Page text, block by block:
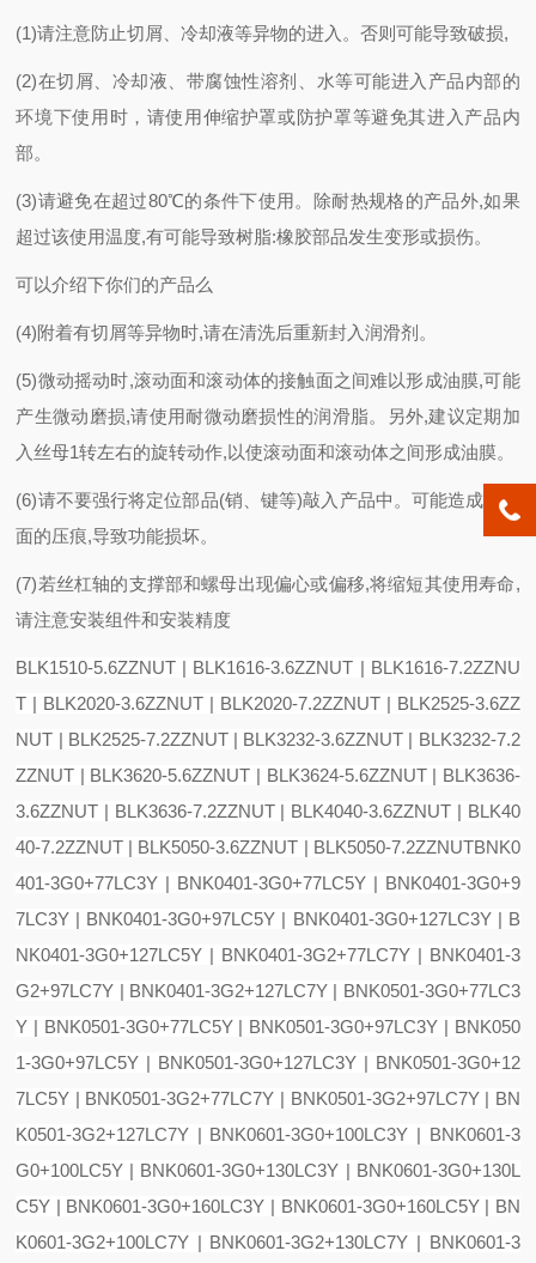
(1)请注意防止切屑、冷却液等异物的进入。否则可能导致破损,
(2)在切屑、冷却液、带腐蚀性溶剂、水等可能进入产品内部的
环境下使用时，请使用伸缩护罩或防护罩等避免其进入产品内
部。
(3)请避免在超过80℃的条件下使用。除耐热规格的产品外,如果
超过该使用温度,有可能导致树脂:橡胶部品发生变形或损伤。
可以介绍下你们的产品么
(4)附着有切屑等异物时,请在清洗后重新封入润滑剂。
(5)微动摇动时,滚动面和滚动体的接触面之间难以形成油膜,可能
产生微动磨损,请使用耐微动磨损性的润滑脂。另外,建议定期加
入丝母1转左右的旋转动作,以使滚动面和滚动体之间形成油膜。
(6)请不要强行将定位部品(销、键等)敲入产品中。可能造成滚动
面的压痕,导致功能损坏。
(7)若丝杠轴的支撑部和螺母出现偏心或偏移,将缩短其使用寿命,
请注意安装组件和安装精度
BLK1510-5.6ZZNUT | BLK1616-3.6ZZNUT | BLK1616-7.2ZZNU
T | BLK2020-3.6ZZNUT | BLK2020-7.2ZZNUT | BLK2525-3.6ZZ
NUT | BLK2525-7.2ZZNUT | BLK3232-3.6ZZNUT | BLK3232-7.2
ZZNUT | BLK3620-5.6ZZNUT | BLK3624-5.6ZZNUT | BLK3636-
3.6ZZNUT | BLK3636-7.2ZZNUT | BLK4040-3.6ZZNUT | BLK40
40-7.2ZZNUT | BLK5050-3.6ZZNUT | BLK5050-7.2ZZNUTBNK0
401-3G0+77LC3Y | BNK0401-3G0+77LC5Y | BNK0401-3G0+9
7LC3Y | BNK0401-3G0+97LC5Y | BNK0401-3G0+127LC3Y | B
NK0401-3G0+127LC5Y | BNK0401-3G2+77LC7Y | BNK0401-3
G2+97LC7Y | BNK0401-3G2+127LC7Y | BNK0501-3G0+77LC3
Y | BNK0501-3G0+77LC5Y | BNK0501-3G0+97LC3Y | BNK050
1-3G0+97LC5Y | BNK0501-3G0+127LC3Y | BNK0501-3G0+12
7LC5Y | BNK0501-3G2+77LC7Y | BNK0501-3G2+97LC7Y | BN
K0501-3G2+127LC7Y | BNK0601-3G0+100LC3Y | BNK0601-3
G0+100LC5Y | BNK0601-3G0+130LC3Y | BNK0601-3G0+130L
C5Y | BNK0601-3G0+160LC3Y | BNK0601-3G0+160LC5Y | BN
K0601-3G2+100LC7Y | BNK0601-3G2+130LC7Y | BNK0601-3